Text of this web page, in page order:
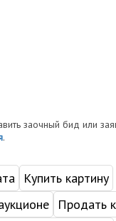
заочный бид или
.
Купить картину
Продать